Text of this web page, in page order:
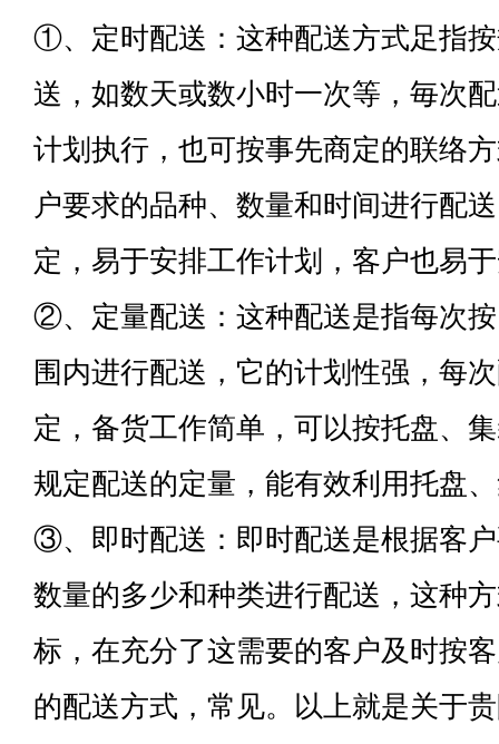
①、定时配送：这种配送方式足指
送，如数天或数小时一次等，毎次
计划执行，也可按事先商定的联络
户要求的品种、数量和时间进行配
定，易于安排工作计划，客户也易
②、定量配送：这种配送是指每次
围内进行配送，它的计划性强，每
定，备货工作简单，可以按托盘、
规定配送的定量，能有效利用托盘
③、即时配送：即时配送是根据客
数量的多少和种类进行配送，这种
标，在充分了这需要的客户及时按
的配送方式，常见。以上就是关于